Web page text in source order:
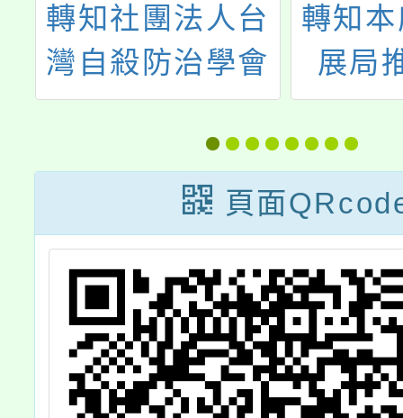
轉知社團法人台
灣自殺防治學會
2023年世界自殺
防治日宣導主
題，請查照。
轉知
展局
「孕
心」
案，
頁面